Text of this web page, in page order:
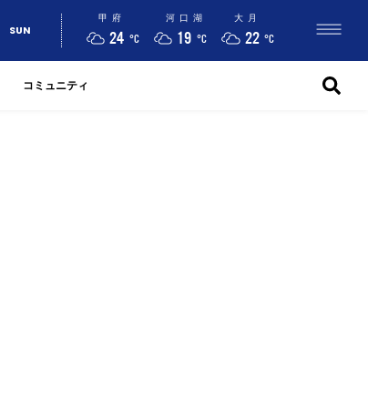
SUN
甲府
24 °C
河口湖
19 °C
大月
22 °C
コミュニティ